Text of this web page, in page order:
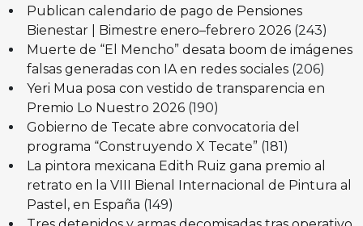
Publican calendario de pago de Pensiones
Bienestar | Bimestre enero–febrero 2026 (243)
Muerte de “El Mencho” desata boom de imágenes
falsas generadas con IA en redes sociales (206)
Yeri Mua posa con vestido de transparencia en
Premio Lo Nuestro 2026 (190)
Gobierno de Tecate abre convocatoria del
programa “Construyendo X Tecate” (181)
La pintora mexicana Edith Ruiz gana premio al
retrato en la VIII Bienal Internacional de Pintura al
Pastel, en España (149)